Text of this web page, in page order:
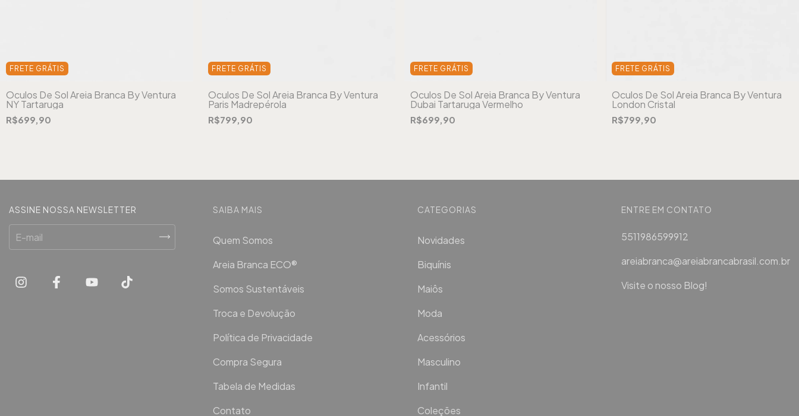
FRETE GRÁTIS
Óculos De Sol Areia Branca By Ventura
NY Tartaruga
R$699,90
FRETE GRÁTIS
Óculos De Sol Areia Branca By Ventura
Paris Madrepérola
R$799,90
FRETE GRÁTIS
Óculos De Sol Areia Branca By Ventura
Dubai Tartaruga Vermelho
R$699,90
FRETE GRÁTIS
Óculos De Sol Areia Branca By Ventura
London Cristal
R$799,90
ASSINE NOSSA NEWSLETTER SAIBA MAIS
Quem Somos
Areia Branca ECO®
Somos Sustentáveis
Troca e Devolução
Política de Privacidade
Compra Segura
Tabela de Medidas
Contato
CATEGORIAS
Novidades
Biquínis
Maiôs
Moda
Acessórios
Masculino
Infantil
Coleções
ENTRE EM CONTATO
5511986599912
areiabranca@areiabrancabrasil.com.br
Visite o nosso Blog!